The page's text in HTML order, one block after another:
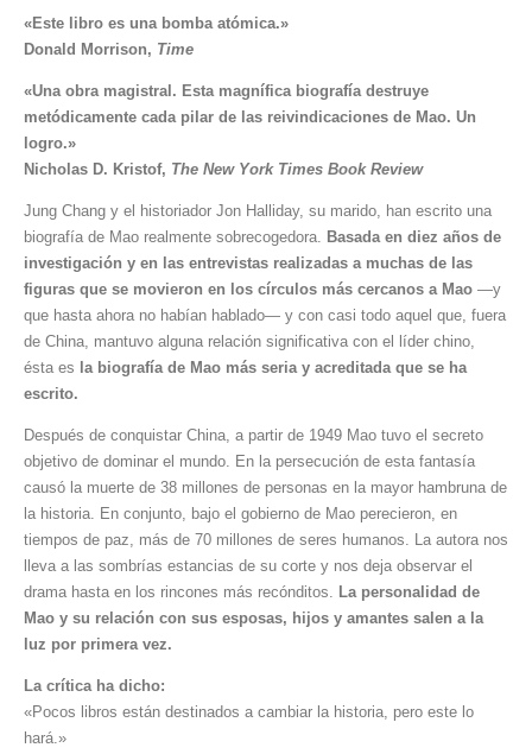
«Este libro es una bomba atómica.»
Donald Morrison, Time
«Una obra magistral. Esta magnífica biografía destruye
metódicamente cada pilar de las reivindicaciones de Mao. Un
logro.»
Nicholas D. Kristof, The New York Times Book Review
Jung Chang y el historiador Jon Halliday, su marido, han escrito una
biografía de Mao realmente sobrecogedora. Basada en diez años de
investigación y en las entrevistas realizadas a muchas de las
figuras que se movieron en los círculos más cercanos a Mao —y
que hasta ahora no habían hablado— y con casi todo aquel que, fuera
de China, mantuvo alguna relación significativa con el líder chino,
ésta es la biografía de Mao más seria y acreditada que se ha
escrito.
Después de conquistar China, a partir de 1949 Mao tuvo el secreto
objetivo de dominar el mundo. En la persecución de esta fantasía
causó la muerte de 38 millones de personas en la mayor hambruna de
la historia. En conjunto, bajo el gobierno de Mao perecieron, en
tiempos de paz, más de 70 millones de seres humanos. La autora nos
lleva a las sombrías estancias de su corte y nos deja observar el
drama hasta en los rincones más recónditos. La personalidad de
Mao y su relación con sus esposas, hijos y amantes salen a la
luz por primera vez.
La crítica ha dicho:
«Pocos libros están destinados a cambiar la historia, pero este lo
hará.»